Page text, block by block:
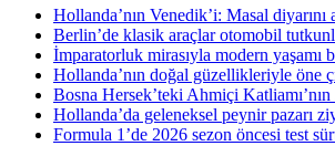
Hollanda’nın Venedik’i: Masal
Berlin’de klasik araçlar otomobil
İmparatorluk mirasıyla modern yaşamı
Hollanda’nın doğal güzellikleriyle öne
Bosna Hersek’teki Ahmiçi Katliamı’nın
Hollanda’da geleneksel peynir pazarı
Formula 1’de 2026 sezon öncesi test